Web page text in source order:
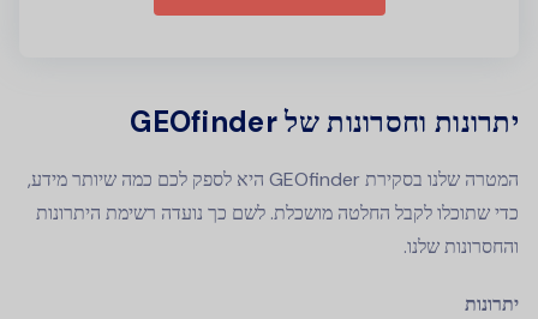
יתרונות וחסרונות של GEOfinder
המטרה שלנו בסקירת GEOfinder היא לספק לכם כמה שיותר מידע,
כדי שתוכלו לקבל החלטה מושכלת. לשם כך נועדה רשימת היתרונות
והחסרונות שלנו.
יתרונות